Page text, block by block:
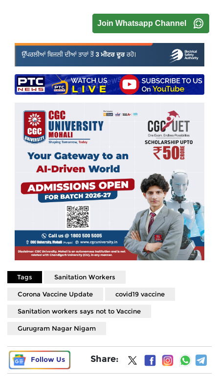
Join Whatsapp Channel
Tags Sanitation Workers
Corona Vaccine Update covid19 vaccine
Sanitation workers says not to Vaccine
Gurugram Nagar Nigam
Follow Us Share: